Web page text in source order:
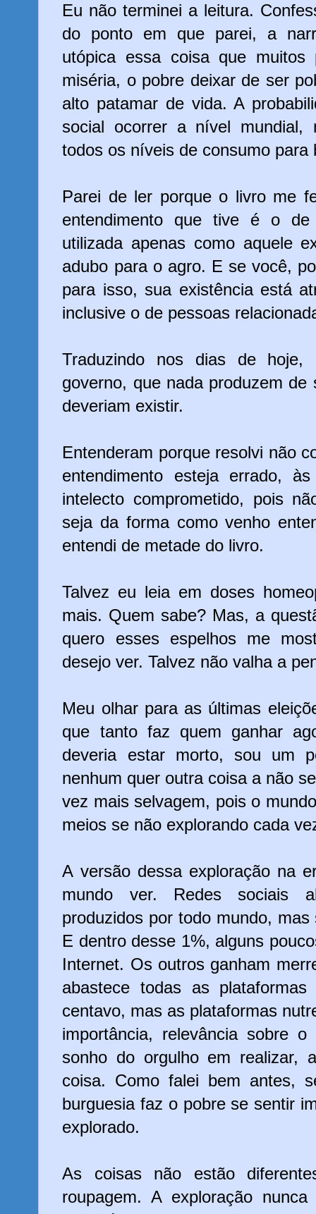
Eu não terminei a leitura.
do ponto em que parei, a
utópica essa coisa que
miséria, o pobre deixar de ser
alto patamar de vida. A
social ocorrer a nível mundial,
todos os níveis de consumo
Parei de ler porque o livro me
entendimento que tive é o
utilizada apenas como aquele
adubo para o agro. E se você,
para isso, sua existência está
inclusive o de pessoas
Traduzindo nos dias de hoje,
governo, que nada produzem
deveriam existir.
Entenderam porque resolvi não
entendimento esteja errado,
intelecto comprometido, pois
seja da forma como venho
entendi de metade do livro.
Talvez eu leia em doses
mais. Quem sabe? Mas, a
quero esses espelhos me
desejo ver. Talvez não valha a
Meu olhar para as últimas
que tanto faz quem ganhar
deveria estar morto, sou um
nenhum quer outra coisa a não
vez mais selvagem, pois o
meios se não explorando cada
A versão dessa exploração na
mundo ver. Redes sociais
produzidos por todo mundo,
E dentro desse 1%, alguns
Internet. Os outros ganham
abastece todas as
centavo, mas as plataformas
importância, relevância sobre
sonho do orgulho em realizar,
coisa. Como falei bem antes,
burguesia faz o pobre se sentir
explorado.
As coisas não estão
roupagem. A exploração